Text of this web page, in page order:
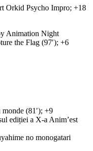
Orkid Psycho Impro; +18
Animation Night
the Flag (97′); +6
(81′); +9
ediției a X-a Anim’est
no monogatari